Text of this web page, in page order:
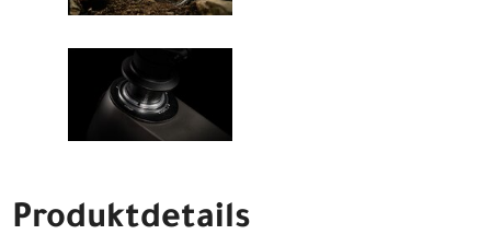
Produktdetails